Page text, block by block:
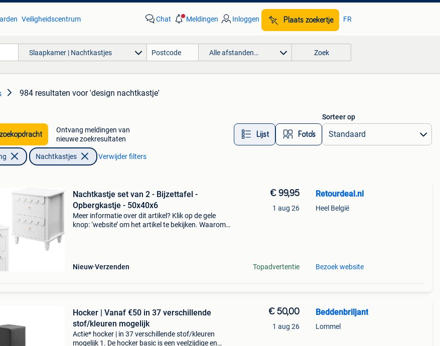
Veiligheidscentrum Chat Meldingen Inloggen Plaats zoekertje FR
Slaapkamer | Nachtkastjes Alle afstanden… Zoek
984 resultaten voor 'design nachtkastje'
Ontvang meldingen van
nieuwe zoekresultaten
Lijst Foto’s
Sorteer op
Nachtkastjes Verwijder filters
Nachtkastje set van 2 - Bijzettafel -
Opbergkastje - 50x40x6
Meer informatie over dit artikel? Klik op de gele
knop: ‘website’ om het artikel te bekijken. Waarom
Nieuw Verzenden
€ 99,95
1 aug 26
Topadvertentie
Retourdeal.nl
Heel België
Bezoek website
Hocker | Vanaf €50 in 37 verschillende
stof/kleuren mogelijk
Actie* hocker | in 37 verschillende stof/kleuren
mogelijk 1. De hocker basic is een veelzijdige en
€ 50,00
1 aug 26
Beddenbriljant
Lommel